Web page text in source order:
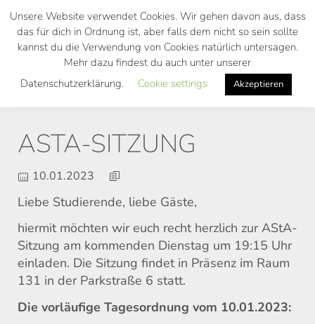
Skip
main
ASTA-SITZUNG
10.01.2023
Liebe Studierende, liebe Gäste,
hiermit möchten wir euch recht herzlich zur AStA-
Sitzung am kommenden Dienstag um 19:15 Uhr
einladen. Die Sitzung findet in Präsenz im Raum
131 in der Parkstraße 6 statt.
Die vorläufige Tagesordnung vom 10.01.2023:
Unsere Website verwendet Cookies. Wir gehen davon aus, dass
das für dich in Ordnung ist, aber falls dem nicht so sein sollte
kannst du die Verwendung von Cookies natürlich untersagen.
Mehr dazu findest du auch unter unserer
Datenschutzerklärung.
Cookie settings Akzeptieren